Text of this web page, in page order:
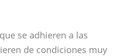
se adhieren a las
de condiciones muy